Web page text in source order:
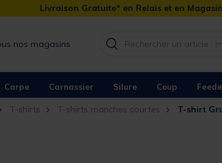
Livraison Gratuite* en Relais et en
nos magasins
Carpe Carnassier Silure Coup
T-shirts T-shirts manches courtes T-shirt